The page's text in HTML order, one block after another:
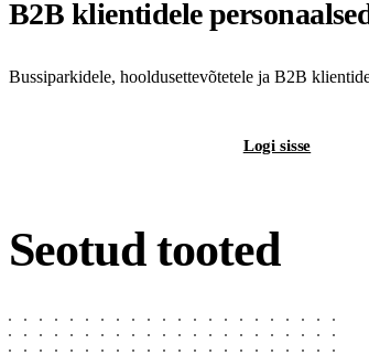
B2B klientidele
Bussiparkidele, hooldusettevõtetele ja B2B
Logi sisse
Seotud tooted